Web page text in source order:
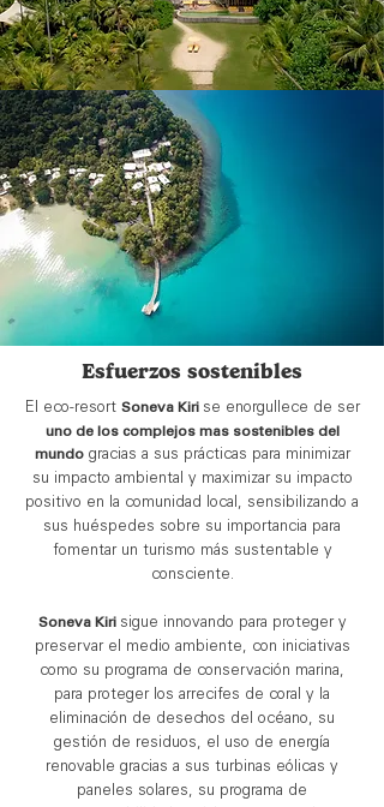
Esfuerzos sostenibles
El eco-resort Soneva Kiri se enorgullece de ser
uno de los complejos mas sostenibles del
mundogracias a sus prácticas para minimizar
su impacto ambiental y maximizar su impacto
positivo en la comunidad local, sensibilizando a
sus huéspedes sobre su importancia para
fomentar un turismo más sustentable y
consciente.
Soneva Kiri sigue innovando para proteger y
preservar el medio ambiente, con iniciativas
como su programa de conservación marina,
para proteger los arrecifes de coral y la
eliminación de desechos del océano, su
gestión de residuos, el uso de energía
renovable gracias a sus turbinas eólicas y
paneles solares, su programa de